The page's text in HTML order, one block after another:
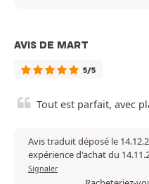
AVIS DE MART
5/5
Tout est parfait, avec
Avis traduit déposé le
expérience d'achat du
Signaler